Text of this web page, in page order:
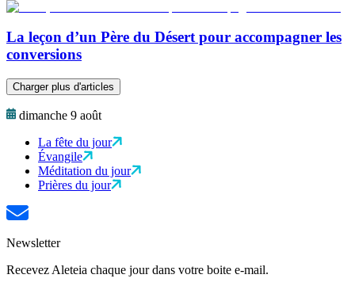
La leçon d’un Père du Désert pour accompagner les
conversions
Charger plus d'articles
dimanche 9 août
La fête du jour
Évangile
Méditation du jour
Prières du jour
Newsletter
Recevez Aleteia chaque jour dans votre boite e-mail.